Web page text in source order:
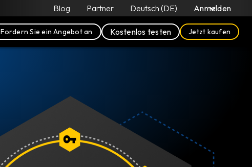
Blog Partner Deutsch (DE) Anmelden
Fordern Sie ein Angebot an Kostenlos testen Jetzt kaufen